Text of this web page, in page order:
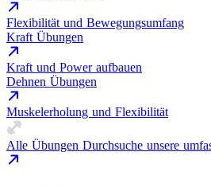
Flexibilität und Bewegungsumfang
Kraft Übungen
Kraft und Power aufbauen
Dehnen Übungen
Muskelerholung und Flexibilität
Alle Übungen Durchsuche unsere